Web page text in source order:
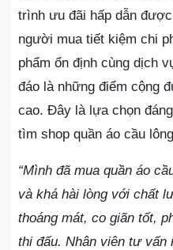
trình ưu đãi hấp dẫn
người mua tiết kiệm chi
phẩm ổn định cùng dịch
đáo là những điểm cộng
cao. Đây là lựa chọn
tìm shop quần áo cầu
“Mình đã mua quần áo
và khá hài lòng với chất
thoáng mát, co giãn tốt,
thi đấu. Nhân viên tư